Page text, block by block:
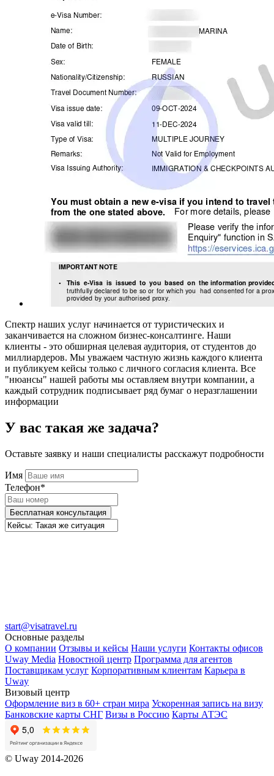
Спектр наших услуг начинается от туристических и
заканчивается на сложном бизнес-консалтинге. Наши
клиенты - это обширная целевая аудитория, от студентов до
миллиардеров. Мы уважаем частную жизнь каждого клиента
и публикуем кейсы только с личного согласия клиента. Все
"нюансы" нашей работы мы оставляем внутри компании, а
каждый сотрудник подписывает ряд бумаг о неразглашении
информации
У вас такая же задача?
Оставьте заявку и наши специалисты расскажут подробности
Имя
Телефон*
Бесплатная консультация
start@visatravel.ru
Основные разделы
О компании Отзывы и кейсы Наши услуги Контакты офисов
Uway Media Новостной центр Программа для агентов
Поставщикам услуг Корпоративным клиентам Карьера в
Uway
Визовый центр
Оформление виз в 60+ стран мира Ускоренная запись на визу
Банковские карты СНГ Визы в Россию Карты АТЭС
© Uway 2014-2026